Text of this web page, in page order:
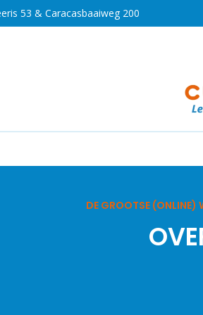
53 & Caracasbaaiweg 200
DE GROOTSE (ONLINE)